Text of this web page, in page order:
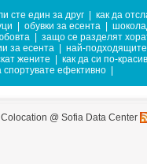
сте един за друг
как да
обувки за есента
защо се разделят
за есента
най-
жените
как да си по-
спортувате ефективно
Colocation @ Sofia Data Center